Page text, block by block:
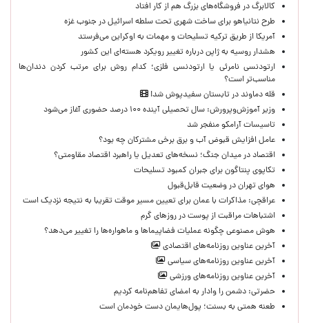
کالابرگ در فروشگاه‌های بزرگ هم از کار افتاد
طرح نتانیاهو برای ساخت شهری تحت سلطه اسرائیل در جنوب غزه
آمریکا از طریق ترکیه تسلیحات و مهمات به اوکراین می‌فرستد
هشدار روسیه به ژاپن درباره تغییر رویکرد هسته‌ای این کشور
ارتودنسی نامرئی یا ارتودنسی فلزی؛ کدام روش برای مرتب کردن دندان‌ها
مناسب‌تر است؟
قله دماوند در تابستان سفیدپوش شد!
وزیر آموزش‌وپرورش: سال تحصیلی آینده ۱۰۰ درصد حضوری آغاز می‌شود
تاسیسات آرامکو منفجر شد
عامل افزایش قبوض آب و برق برخی مشترکان چه بود؟
اقتصاد در میدان جنگ؛ نسخه‌های تعدیل یا راهبرد اقتصاد مقاومتی؟
تکاپوی پنتاگون برای جبران کمبود تسلیحات
هوای تهران در وضعیت قابل‌قبول
عراقچی: مذاکرات با عمان برای تعیین مسیر موقت تقریبا به نتیجه نزدیک است
اشتباهات مراقبت از پوست در روزهای گرم
هوش مصنوعی چگونه عملیات فضاپیماها و ماهواره‌ها را تغییر می‌دهد؟
آخرین عناوین روزنامه‌های اقتصادی
آخرین عناوین روزنامه‌های سیاسی
آخرین عناوین روزنامه‌های ورزشی
حضرتی: دشمن را وادار به امضای تفاهم‌نامه کردیم
طعنه همتی به بسنت؛ پول‌هایمان دست خودمان است